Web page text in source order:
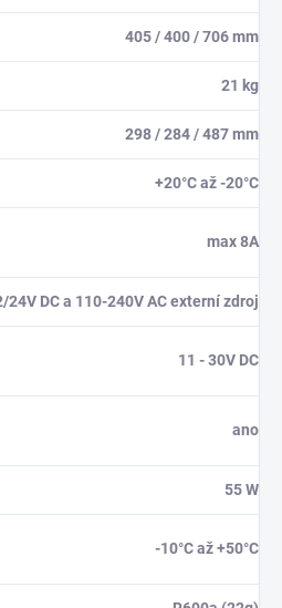
405 / 400 / 706 mm
21 kg
298 / 284 / 487 mm
+20°C až -20°C
max 8A
24V DC a 110-240V AC externí zdroj
11 - 30V DC
ano
55 W
-10°C až +50°C